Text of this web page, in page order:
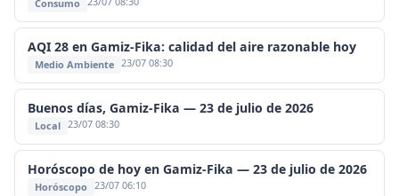
Consumo
AQI 28 en Gamiz-Fika: calidad del aire razonable hoy
Medio Ambiente 23/07 08:30
Buenos días, Gamiz-Fika — 23 de julio de 2026
Local 23/07 08:30
Horóscopo de hoy en Gamiz-Fika — 23 de julio de 2026
Horóscopo 23/07 06:10